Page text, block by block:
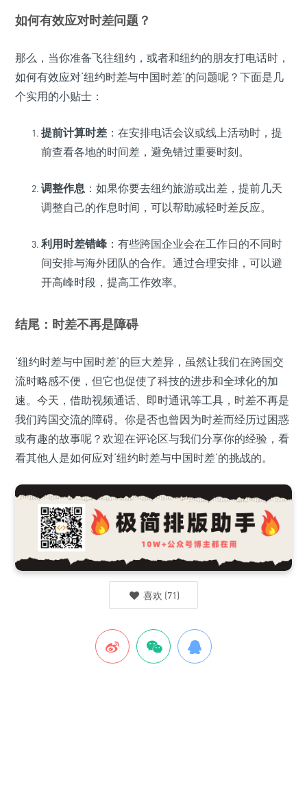
如何有效应对时差问题？
那么，当你准备飞往纽约，或者和纽约的朋友打电话时，
如何有效应对‘纽约时差与中国时差’的问题呢？下面是几
个实用的小贴士：
提前计算时差 ：在安排电话会议或线上活动时，提
前查看各地的时间差，避免错过重要时刻。
调整作息 ：如果你要去纽约旅游或出差，提前几天
调整自己的作息时间，可以帮助减轻时差反应。
利用时差错峰 ：有些跨国企业会在工作日的不同时
间安排与海外团队的合作。通过合理安排，可以避
开高峰时段，提高工作效率。
结尾：时差不再是障碍
‘纽约时差与中国时差’的巨大差异，虽然让我们在跨国交
流时略感不便，但它也促使了科技的进步和全球化的加
速。今天，借助视频通话、即时通讯等工具，时差不再是
我们跨国交流的障碍。你是否也曾因为时差而经历过困惑
或有趣的故事呢？欢迎在评论区与我们分享你的经验，看
看其他人是如何应对‘纽约时差与中国时差’的挑战的。
喜欢 (71)